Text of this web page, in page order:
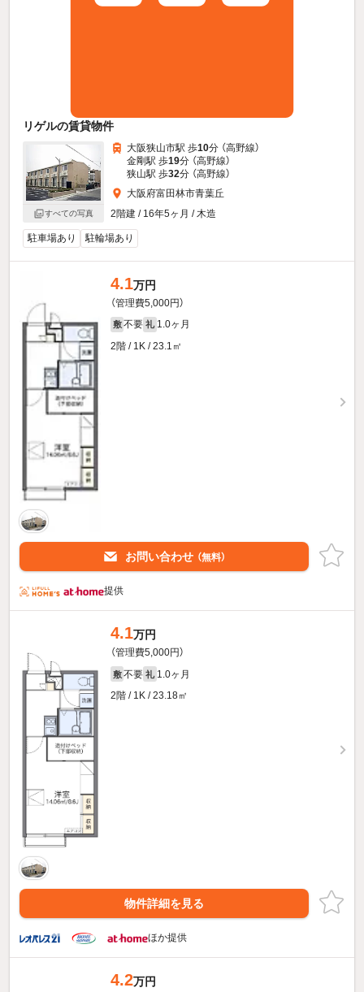
リゲルの賃貸物件
すべての写真
大阪狭山市駅 歩10分 （高野線）
金剛駅 歩19分 （高野線）
狭山駅 歩32分 （高野線）
大阪府富田林市青葉丘
2階建 / 16年5ヶ月 / 木造
駐車場あり 駐輪場あり
4.1万円
（管理費5,000円）
敷 不要 礼 1.0ヶ月
2階 / 1K / 23.1㎡
お問い合わせ （無料）
提供
4.1万円
（管理費5,000円）
敷 不要 礼 1.0ヶ月
2階 / 1K / 23.18㎡
物件詳細を見る
ほか提供
4.2万円